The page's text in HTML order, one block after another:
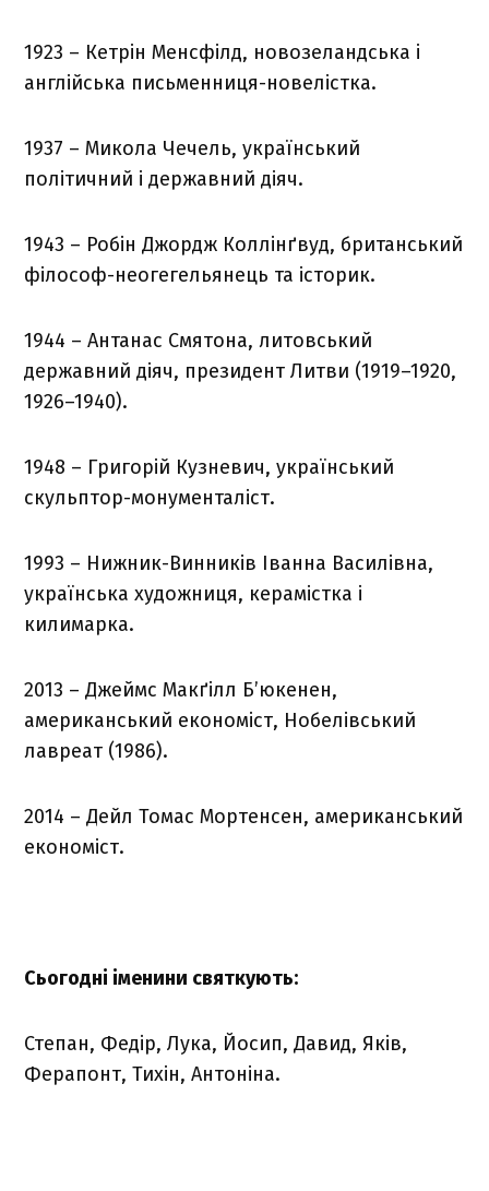
1923 – Кетрін Менсфілд, новозеландська і
англійська письменниця-новелістка.
1937 – Микола Чечель, український
політичний і державний діяч.
1943 – Робін Джордж Коллінґвуд, британський
філософ-неогегельянець та історик.
1944 – Антанас Смятона, литовський
державний діяч, президент Литви (1919–1920,
1926–1940).
1948 – Григорій Кузневич, український
скульптор-монументаліст.
1993 – Нижник-Винників Іванна Василівна,
українська художниця, керамістка і
килимарка.
2013 – Джеймс Макґілл Б’юкенен,
американський економіст, Нобелівський
лавреат (1986).
2014 – Дейл Томас Мортенсен, американський
економіст.
Сьогодні іменини святкують:
Степан, Федір, Лука, Йосип, Давид, Яків,
Ферапонт, Тихін, Антоніна.